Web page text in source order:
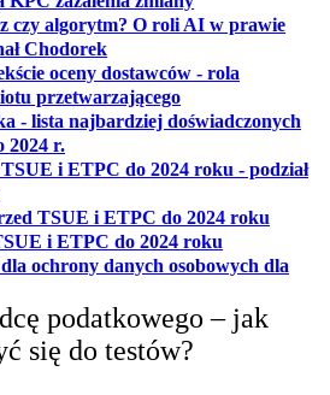
czy algorytm? O roli AI w prawie
Chodorekotwiera się w nowej karcie
oceny dostawców - rola
przetwarzającegootwiera się w
- lista najbardziej doświadczonych
2024 r.
i ETPC do 2024 roku - podział
otwiera się w nowej karcie
TSUE i ETPC do 2024 roku
i ETPC do 2024 roku
ochrony danych osobowych dla
nowej karcie
podatkowego – jak
się do testów?